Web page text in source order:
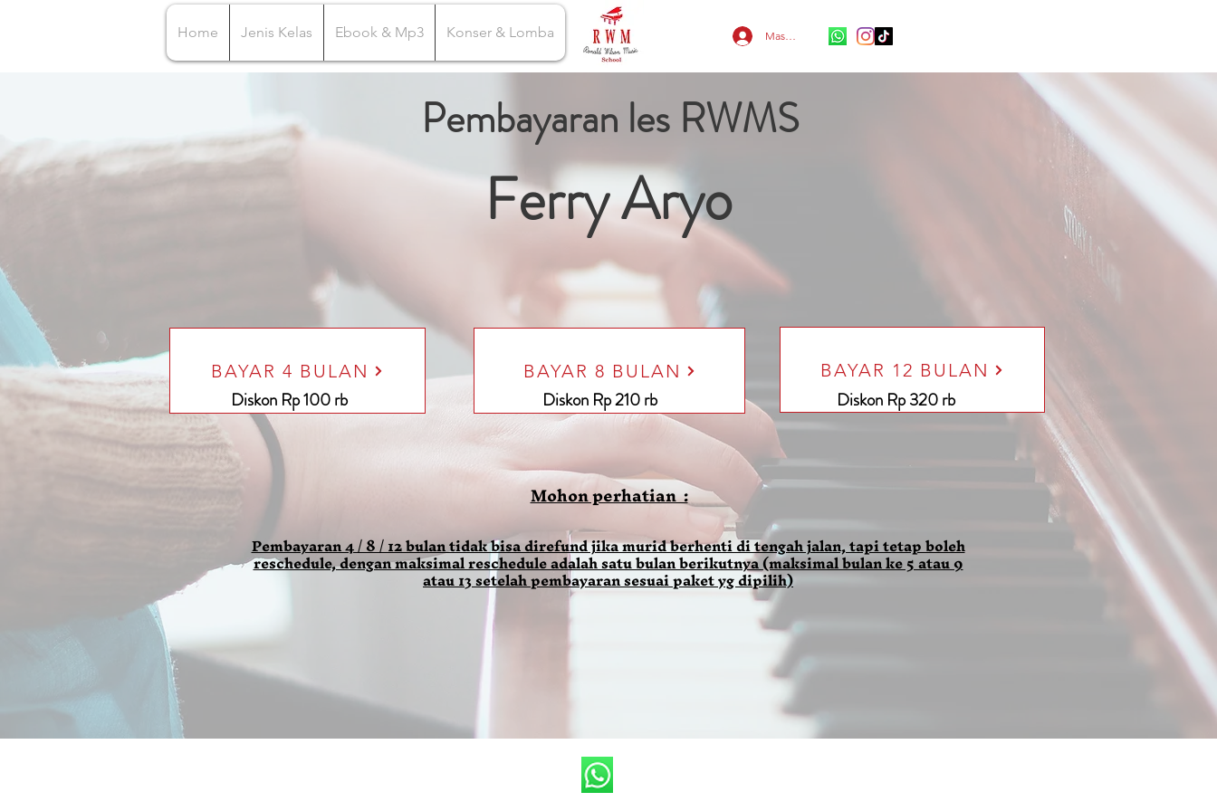
Home Jenis Kelas Ebook & Mp3 Konser & Lomba Masuk
Pembayaran les RWMS
Ferry Aryo
BAYAR 4 BULAN
Diskon Rp 100 rb
BAYAR 8 BULAN
Diskon Rp 210 rb
BAYAR 12 BULAN
Diskon Rp 320 rb
Mohon perhatian :
Pembayaran 4 / 8 / 12 bulan tidak bisa direfund jika murid berhenti di tengah jalan, tapi tetap boleh
reschedule, dengan maksimal reschedule adalah satu bulan berikutnya (maksimal bulan ke 5 atau 9
atau 13 setelah pembayaran sesuai paket yg dipilih)